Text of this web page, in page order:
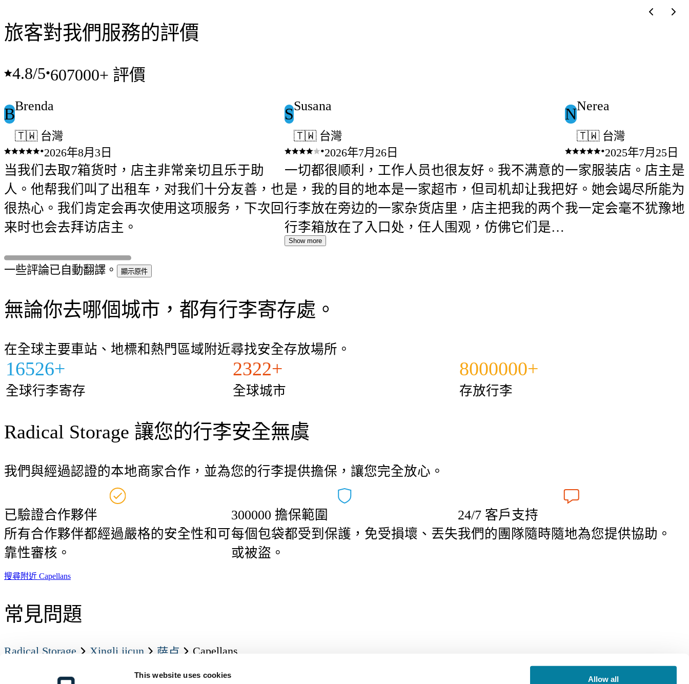
This website uses cookies Allow all
旅客對我們服務的評價
4.8/5•607000+ 評價
BBrenda
🇹🇼 台灣
•2026年8月3日
当我们去取7箱货时，店主非常亲切且乐于助
人。他帮我们叫了出租车，对我们十分友善，也
很热心。我们肯定会再次使用这项服务，下次回
来时也会去拜访店主。
SSusana
🇹🇼 台灣
•2026年7月26日
一切都很顺利，工作人员也很友好。我不满意的
是，我的目的地本是一家超市，但司机却让我把
行李放在旁边的一家杂货店里，店主把我的两个
行李箱放在了入口处，任人围观，仿佛它们是要
和店里的商品一起出售似的。我离开时非常担
Show more
NNerea
🇹🇼 台灣
•2025年7月25日
一家服装店。店主
好。她会竭尽所能
我一定会毫不犹豫
一些評論已自動翻譯。 顯示原件
無論你去哪個城市，都有行李寄存處。
在全球主要車站、地標和熱門區域附近尋找安全存放場所。
16526+
全球行李寄存
2322+
全球城市
8000000+
存放行李
Radical Storage 讓您的行李安全無虞
我們與經過認證的本地商家合作，並為您的行李提供擔保，讓您完全放心。
已驗證合作夥伴
所有合作夥伴都經過嚴格的安全性和可
靠性審核。
300000 擔保範圍
每個包袋都受到保護，免受損壞、丟失
或被盜。
24/7 客戶支持
我們的團隊隨時隨地為您提供協助。
搜尋附近 Capellans
常見問題
Radical Storage xingli jicun 萨卢 Capellans
所有目的地
繁體中文 (TW)